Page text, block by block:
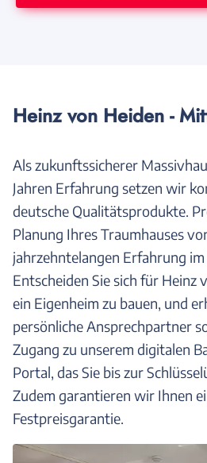
Heinz von Heiden -
Als zukunftssicherer
Jahren Erfahrung setzen wir
deutsche Qualitätsprodukte.
Planung Ihres Traumhauses
jahrzehntelangen Erfahrung
Entscheiden Sie sich für Heinz
ein Eigenheim zu bauen, und
persönliche Ansprechpartner
Zugang zu unserem digitalen
Portal, das Sie bis zur
Zudem garantieren wir Ihnen
Festpreisgarantie.